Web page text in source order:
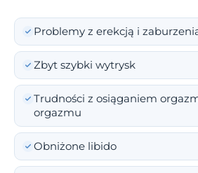
Problemy z erekcją i
Zbyt szybki wytrysk
Trudności z osiąganiem
orgazmu
Obniżone libido